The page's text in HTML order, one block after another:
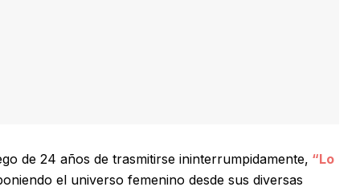
de 24 años de trasmitirse ininterrumpidamente, “Lo
el universo femenino desde sus diversas